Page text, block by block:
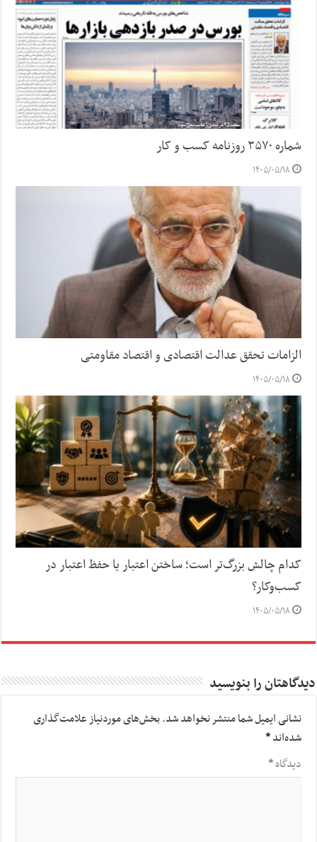
شماره ۳۵۷۰ روزنامه کسب و کار
۱۴۰۵/۰۵/۱۸
الزامات تحقق عدالت اقتصادی و اقتصاد مقاومتی
۱۴۰۵/۰۵/۱۸
کدام چالش بزرگ‌تر است؛ ساختن اعتبار یا حفظ اعتبار در
کسب‌وکار؟
۱۴۰۵/۰۵/۱۸
دیدگاهتان را بنویسید
نشانی ایمیل شما منتشر نخواهد شد.بخش‌های موردنیاز علامت‌گذاری
شده‌اند*
دیدگاه*